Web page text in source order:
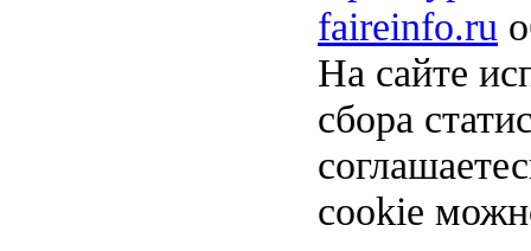
faireinfo.ru
На сайте
сбора
cookie